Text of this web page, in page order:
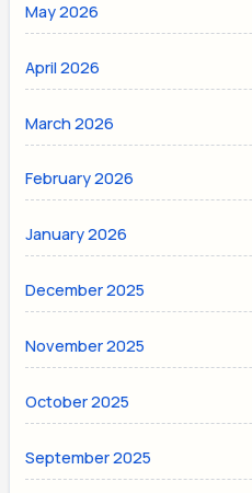
May 2026
April 2026
March 2026
February 2026
January 2026
December 2025
November 2025
October 2025
September 2025